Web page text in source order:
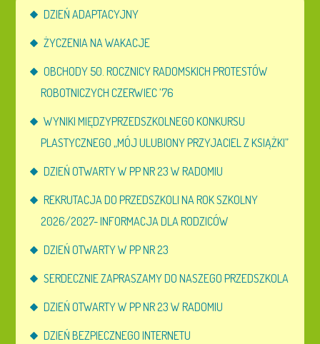
DZIEŃ ADAPTACYJNY
ŻYCZENIA NA WAKACJE
OBCHODY 50. ROCZNICY RADOMSKICH PROTESTÓW
ROBOTNICZYCH CZERWIEC ’76
WYNIKI MIĘDZYPRZEDSZKOLNEGO KONKURSU
PLASTYCZNEGO „MÓJ ULUBIONY PRZYJACIEL Z KSIĄŻKI”
DZIEŃ OTWARTY W PP NR 23 W RADOMIU
REKRUTACJA DO PRZEDSZKOLI NA ROK SZKOLNY
2026/2027- INFORMACJA DLA RODZICÓW
DZIEŃ OTWARTY W PP NR 23
SERDECZNIE ZAPRASZAMY DO NASZEGO PRZEDSZKOLA
DZIEŃ OTWARTY W PP NR 23 W RADOMIU
DZIEŃ BEZPIECZNEGO INTERNETU